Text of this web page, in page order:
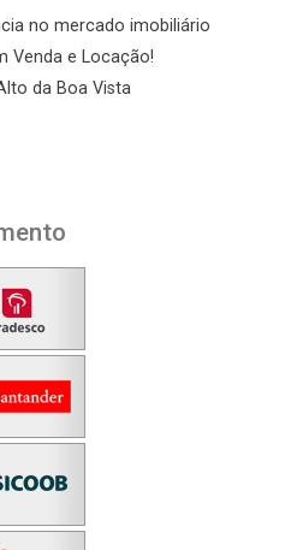
no mercado imobiliário
Venda e Locação!
da Boa Vista